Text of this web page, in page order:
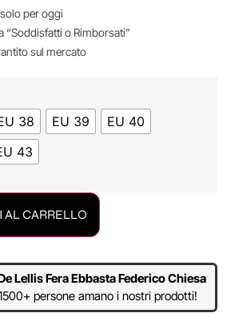
per oggi
“Soddisfatti o Rimborsati”
sul mercato
38 EU 39
EU 40
43
AL CARRELLO
Lellis Fera Ebbasta Federico Chiesa
persone amano i nostri prodotti!